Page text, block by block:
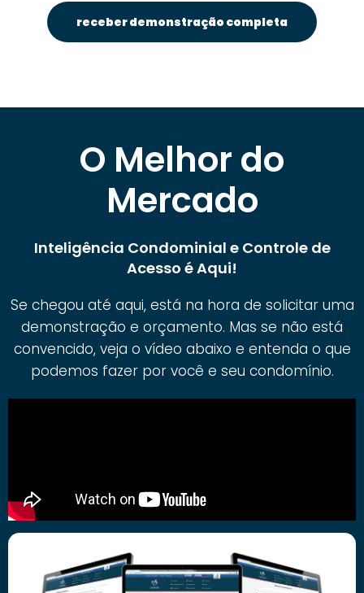
receber demonstração completa
O Melhor do
Mercado
Inteligência Condominial e Controle de
Acesso é Aqui!
Se chegou até aqui, está na hora de solicitar uma
demonstração e orçamento. Mas se não está
convencido, veja o vídeo abaixo e entenda o que
podemos fazer por você e seu condomínio.